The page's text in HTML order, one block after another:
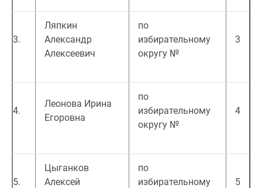
3.
Ляпкин
Александр
Алексеевич
по
избирательному
округу №
3
4.
Леонова Ирина
Егоровна
по
избирательному
округу №
4
5.
Цыганков
Алексей
по
избирательному
5